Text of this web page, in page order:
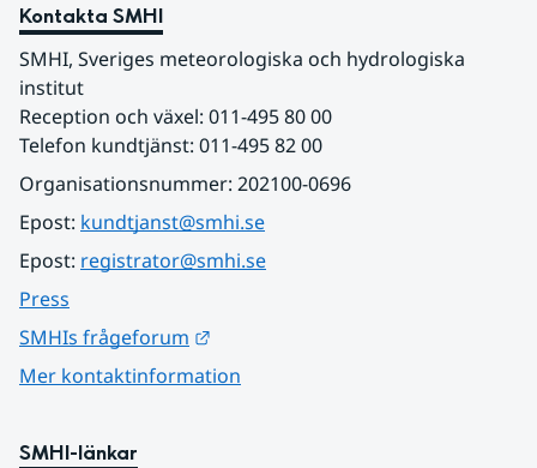
Kontakta SMHI
SMHI, Sveriges meteorologiska och hydrologiska
institut
Reception och växel: 011-495 80 00
Telefon kundtjänst: 011-495 82 00
Organisationsnummer: 202100-0696
Epost: kundtjanst@smhi.se
Epost: registrator@smhi.se
Press
SMHIs frågeforum
Mer kontaktinformation
SMHI-länkar